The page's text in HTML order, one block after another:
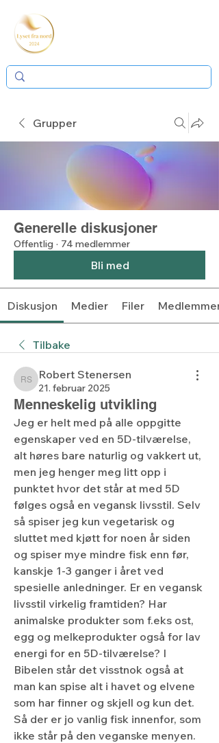
Grupper
Generelle diskusjoner
Offentlig · 74 medlemmer
Bli med
Diskusjon Medier Filer Medlemmer
Tilbake
Robert Stenersen
Robert Stenersen
21. februar 2025
Menneskelig utvikling
Jeg er helt med på alle oppgitte
egenskaper ved en 5D-tilværelse,
alt høres bare naturlig og vakkert ut,
men jeg henger meg litt opp i
punktet hvor det står at med 5D
følges også en vegansk livsstil. Selv
så spiser jeg kun vegetarisk og
sluttet med kjøtt for noen år siden
og spiser mye mindre fisk enn før,
kanskje 1-3 ganger i året ved
spesielle anledninger. Er en vegansk
livsstil virkelig framtiden? Har
animalske produkter som f.eks ost,
egg og melkeprodukter også for lav
energi for en 5D-tilværelse? I
Bibelen står det visstnok også at
man kan spise alt i havet og elvene
som har finner og skjell og kun det.
Så der er jo vanlig fisk innenfor, som
ikke står på den veganske menyen.